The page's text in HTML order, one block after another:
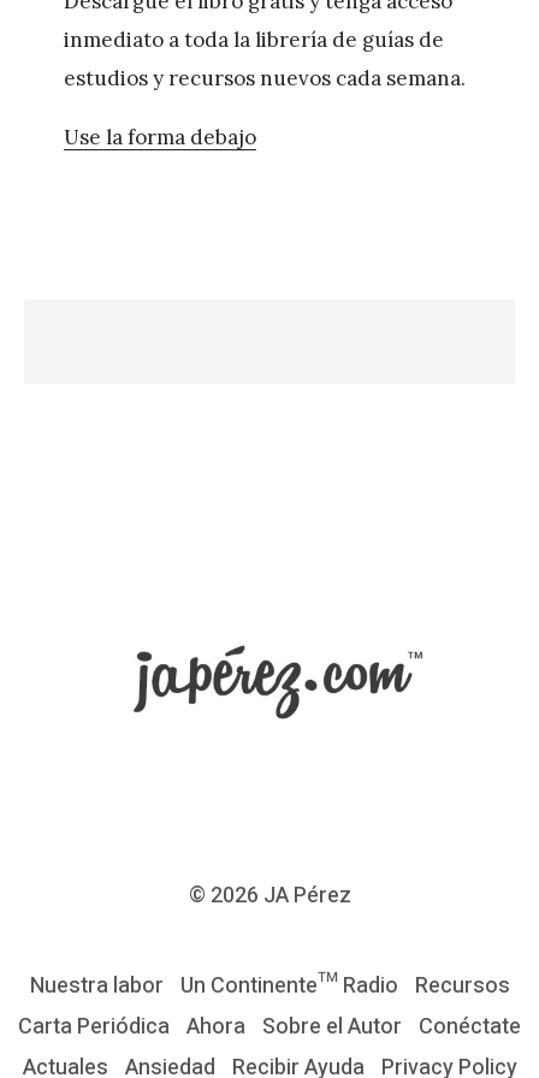
inmediato a toda la librería de guías de
estudios y recursos nuevos cada semana.
Use la forma debajo
© 2026 JA Pérez
Nuestra labor Un Continente™ Radio Recursos
Carta Periódica Ahora Sobre el Autor Conéctate
Actuales Ansiedad Recibir Ayuda Privacy Policy